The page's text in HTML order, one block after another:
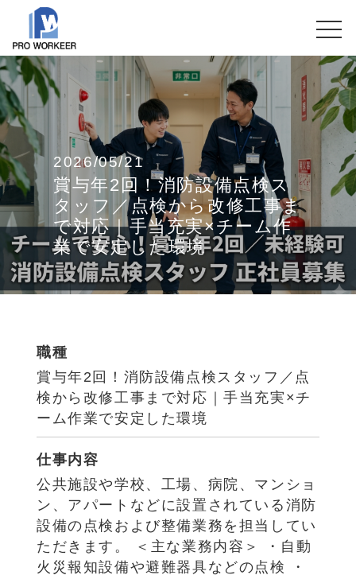
2026/05/21
賞与年2回！消防設備点検ス
タッフ／点検から改修工事ま
で対応｜手当充実×チーム作
業で安定した環境
職種
賞与年2回！消防設備点検スタッフ／点
検から改修工事まで対応｜手当充実×チ
ーム作業で安定した環境
仕事内容
公共施設や学校、工場、病院、マンショ
ン、アパートなどに設置されている消防
設備の点検および整備業務を担当してい
ただきます。 ＜主な業務内容＞ ・自動
火災報知設備や避難器具などの点検 ・